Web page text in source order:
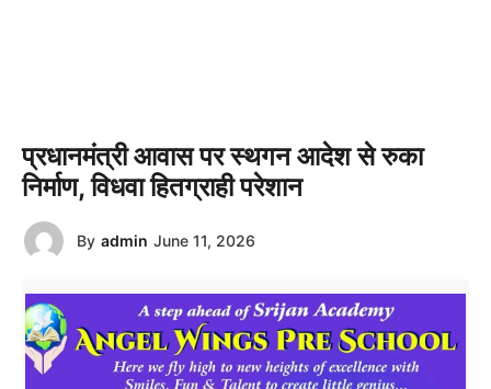
प्रधानमंत्री आवास पर स्थगन आदेश से रुका
निर्माण, विधवा हितग्राही परेशान
By admin June 11, 2026